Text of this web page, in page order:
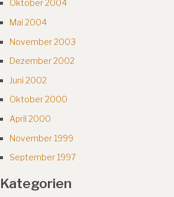
Oktober 2004
Mai 2004
November 2003
Dezember 2002
Juni 2002
Oktober 2000
April 2000
November 1999
September 1997
Kategorien